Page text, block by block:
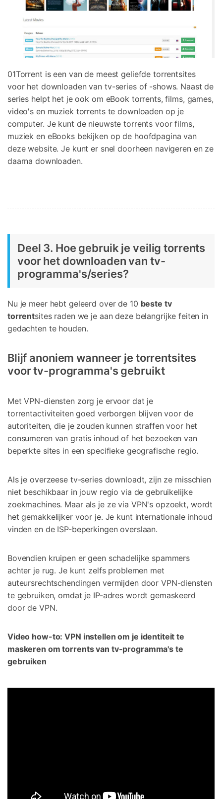
01Torrent is een van de meest geliefde torrentsites
voor het downloaden van tv-series of -shows. Naast de
series helpt het je ook om eBook torrents, films, games,
video's en muziek torrents te downloaden op je
computer. Je kunt de nieuwste torrents voor films,
muziek en eBooks bekijken op de hoofdpagina van
deze website. Je kunt er snel doorheen navigeren en ze
daarna downloaden.
Deel 3. Hoe gebruik je veilig torrents
voor het downloaden van tv-
programma's/series?
Nu je meer hebt geleerd over de 10 beste tv
torrentsites raden we je aan deze belangrijke feiten in
gedachten te houden.
Blijf anoniem wanneer je torrentsites
voor tv-programma's gebruikt
Met VPN-diensten zorg je ervoor dat je
torrentactiviteiten goed verborgen blijven voor de
autoriteiten, die je zouden kunnen straffen voor het
consumeren van gratis inhoud of het bezoeken van
beperkte sites in een specifieke geografische regio.
Als je overzeese tv-series downloadt, zijn ze misschien
niet beschikbaar in jouw regio via de gebruikelijke
zoekmachines. Maar als je ze via VPN's opzoekt, wordt
het gemakkelijker voor je. Je kunt internationale inhoud
vinden en de ISP-beperkingen overslaan.
Bovendien kruipen er geen schadelijke spammers
achter je rug. Je kunt zelfs problemen met
auteursrechtschendingen vermijden door VPN-diensten
te gebruiken, omdat je IP-adres wordt gemaskeerd
door de VPN.
Video how-to: VPN instellen om je identiteit te
maskeren om torrents van tv-programma's te
gebruiken